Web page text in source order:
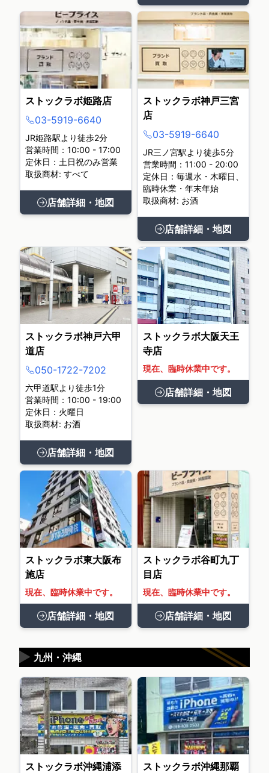
ストックラボ姫路店
03-5919-6640
JR姫路駅より徒歩2分
営業時間：10:00 - 17:00
定休日：土日祝のみ営業
取扱商材: すべて
店舗詳細・地図
ストックラボ神戸三宮
店
03-5919-6640
JR三ノ宮駅より徒歩5分
営業時間：11:00 - 20:00
定休日：毎週水・木曜日、
臨時休業・年末年始
取扱商材: お酒
店舗詳細・地図
ストックラボ神戸六甲
道店
050-1722-7202
六甲道駅より徒歩1分
営業時間：10:00 - 19:00
定休日：火曜日
取扱商材: お酒
店舗詳細・地図
ストックラボ大阪天王
寺店
現在、臨時休業中です。
店舗詳細・地図
ストックラボ東大阪布
施店
現在、臨時休業中です。
店舗詳細・地図
ストックラボ谷町九丁
目店
現在、臨時休業中です。
店舗詳細・地図
九州・沖縄
▶
ストックラボ沖縄浦添
ストックラボ沖縄那覇